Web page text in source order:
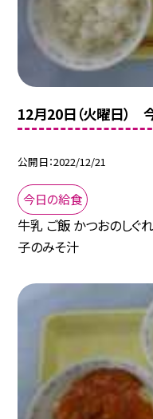
12月20日（火曜日）
公開日 2022/12/21
今日の給食
牛乳 ご飯 かつおのしぐ
子のみそ汁